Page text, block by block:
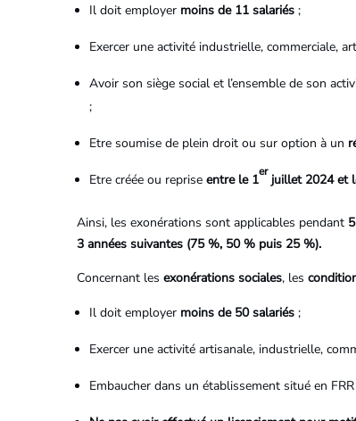
Il doit employer moins de 11 salariés;
Exercer une activité industrielle, commerciale,
Avoir son siège social et l’ensemble de son
;
Etre soumise de plein droit ou sur option à un
Etre créée ou reprise entre le 1er juillet 2024 et
Ainsi, les exonérations sont applicables pendant5
3 années suivantes (75 %, 50 % puis 25 %).
Concernant les exonérations sociales, les
Il doit employer moins de 50 salariés;
Exercer une activité artisanale, industrielle,
Embaucher dans un établissement situé en